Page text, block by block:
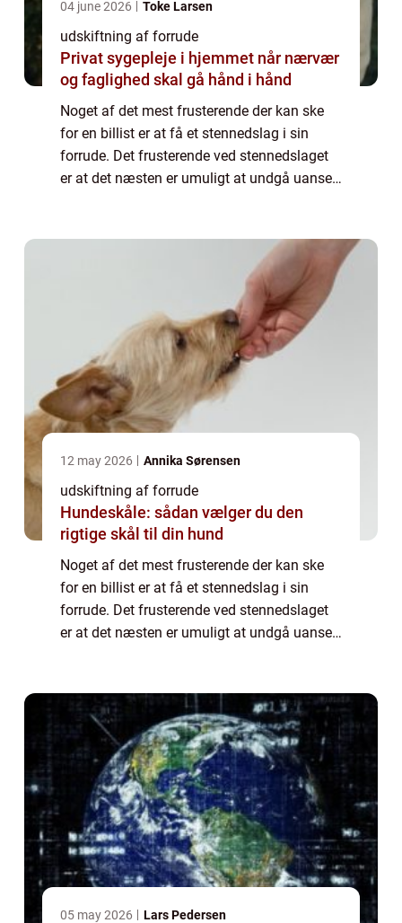
04 june 2026 Toke Larsen
udskiftning af forrude
Privat sygepleje i hjemmet når nærvær
og faglighed skal gå hånd i hånd
Noget af det mest frusterende der kan ske
for en billist er at få et stennedslag i sin
forrude. Det frusterende ved stennedslaget
er at det næsten er umuligt at undgå uanset,
12 may 2026 Annika Sørensen
udskiftning af forrude
Hundeskåle: sådan vælger du den
rigtige skål til din hund
Noget af det mest frusterende der kan ske
for en billist er at få et stennedslag i sin
forrude. Det frusterende ved stennedslaget
er at det næsten er umuligt at undgå uanset,
05 may 2026 Lars Pedersen